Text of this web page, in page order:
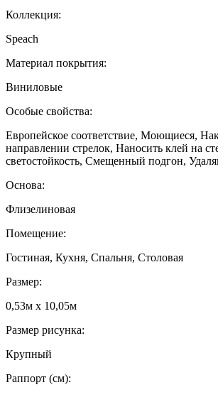
Коллекция:
Speach
Материал покрытия:
Виниловые
Особые свойства:
Европейское соответствие, Моющиеся,
направлении стрелок, Наносить клей на
светостойкость, Смещенный подгон,
Основа:
Флизелиновая
Помещение:
Гостиная, Кухня, Спальня, Столовая
Размер:
0,53м x 10,05м
Размер рисунка:
Крупный
Раппорт (см):